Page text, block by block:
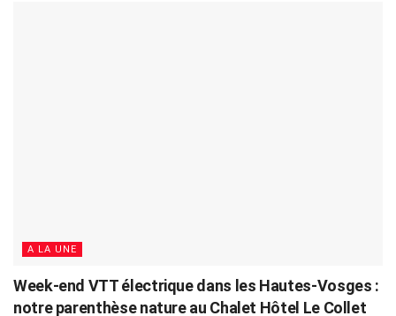
A LA UNE
Week-end VTT électrique dans les Hautes-Vosges :
notre parenthèse nature au Chalet Hôtel Le Collet